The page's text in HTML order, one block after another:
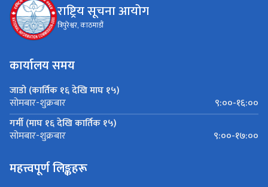
राष्ट्रिय सूचना आयोग
त्रिपुरेश्वर, काठमाडौं
कार्यालय समय
जाडो (कार्तिक १६ देखि माघ १५)
सोमबार-शुक्रबार
९:००-१६:००
गर्मी (माघ १६ देखि कार्तिक १५)
सोमबार-शुक्रबार ९:००-१७:००
महत्त्वपूर्ण लिङ्कहरू